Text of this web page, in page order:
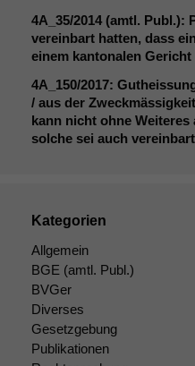
4A_35/2014 (amtl. Publ.):
vereinbart hatten, dass
einem kantonalen
4A_150/2017:
/ aus der
kann nicht ohne
solche sei auch
Kategorien
Allgemein
BGE (amtl. Publ.)
BVGer
Diverses
Gesetzgebung
Publikationen